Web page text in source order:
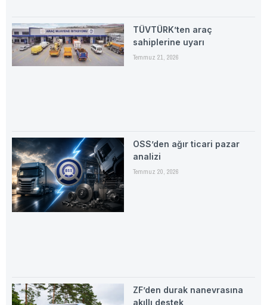
TÜVTÜRK’ten araç
sahiplerine uyarı
Temmuz 21, 2026
OSS’den ağır ticari pazar
analizi
Temmuz 20, 2026
ZF’den durak nanevrasına
akıllı destek